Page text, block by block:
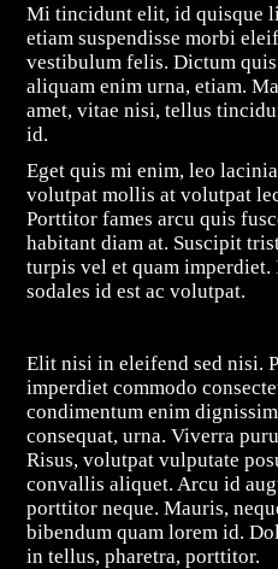
Mi tincidunt elit, id quisque
etiam suspendisse morbi
vestibulum felis. Dictum
aliquam enim urna, etiam.
amet, vitae nisi, tellus
id.
Eget quis mi enim, leo
volutpat mollis at volutpat
Porttitor fames arcu quis
habitant diam at. Suscipit
turpis vel et quam
sodales id est ac volutpat.
Elit nisi in eleifend sed nisi.
imperdiet commodo
condimentum enim
consequat, urna. Viverra
Risus, volutpat vulputate
convallis aliquet. Arcu id
porttitor neque. Mauris,
bibendum quam lorem id.
in tellus, pharetra, porttitor.